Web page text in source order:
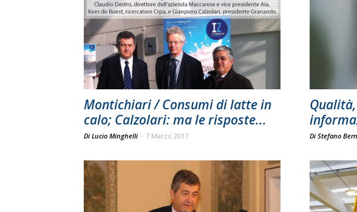
Montichiari / Consumi di latte in
calo; Calzolari: ma le risposte...
Di Lucio Minghelli - 7 Marzo 2017 Di Stefano